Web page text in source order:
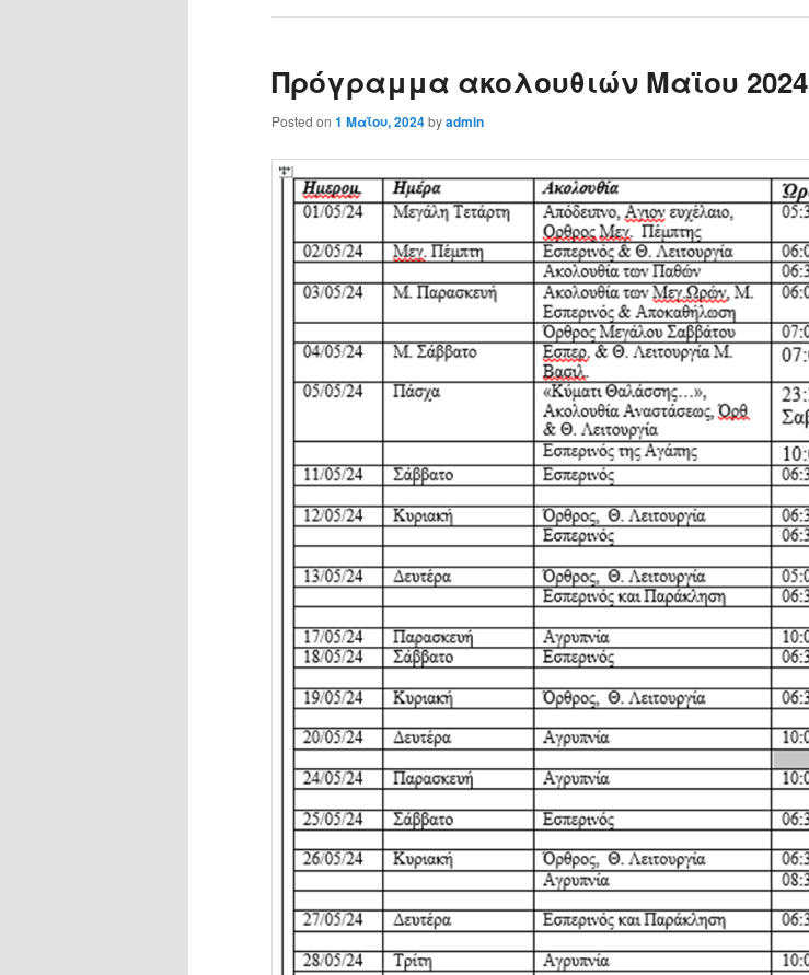
Πρόγραμμα ακολουθιών Μαϊου 2024
Posted on 1 Μαΐου, 2024byadmin